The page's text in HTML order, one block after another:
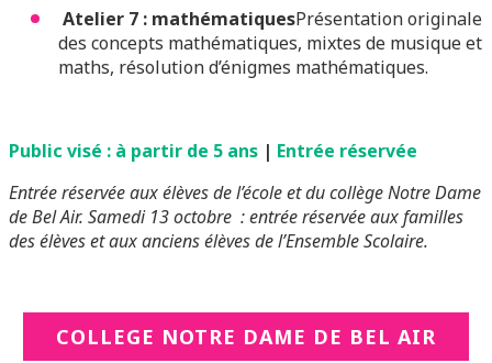
Atelier 7 : mathématiquesPrésentation originale
des concepts mathématiques, mixtes de musique et
maths, résolution d’énigmes mathématiques.
Public visé : à partir de 5 ans | Entrée réservée
Entrée réservée aux élèves de l’école et du collège Notre Dame
de Bel Air. Samedi 13 octobre : entrée réservée aux familles
des élèves et aux anciens élèves de l’Ensemble Scolaire.
COLLEGE NOTRE DAME DE BEL AIR